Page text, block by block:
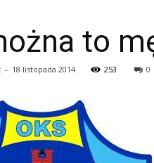
to
- 18 listopada 2014 253 0